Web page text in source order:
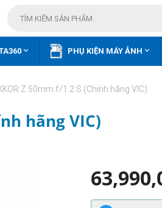
 PHỤ KIỆN MÁY ẢNH 
Z 50mm f/1.2 S (Chính hãng VIC)
hãng VIC)